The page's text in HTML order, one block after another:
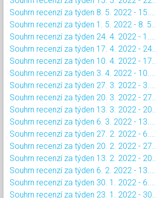
Souhrn recenzí za týden 8. 5. 2022 - 15....
Souhrn recenzí za týden 1. 5. 2022 - 8. 5....
Souhrn recenzí za týden 24. 4. 2022 - 1....
Souhrn recenzí za týden 17. 4. 2022 - 24....
Souhrn recenzí za týden 10. 4. 2022 - 17....
Souhrn recenzí za týden 3. 4. 2022 - 10....
Souhrn recenzí za týden 27. 3. 2022 - 3....
Souhrn recenzí za týden 20. 3. 2022 - 27....
Souhrn recenzí za týden 13. 3. 2022 - 20....
Souhrn recenzí za týden 6. 3. 2022 - 13....
Souhrn recenzí za týden 27. 2. 2022 - 6....
Souhrn recenzí za týden 20. 2. 2022 - 27....
Souhrn recenzí za týden 13. 2. 2022 - 20....
Souhrn recenzí za týden 6. 2. 2022 - 13....
Souhrn recenzí za týden 30. 1. 2022 - 6....
Souhrn recenzí za týden 23. 1. 2022 - 30....